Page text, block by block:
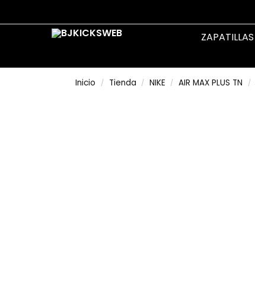
ZAPATILLAS
Inicio / Tienda / NIKE / AIR MAX PLUS TN /